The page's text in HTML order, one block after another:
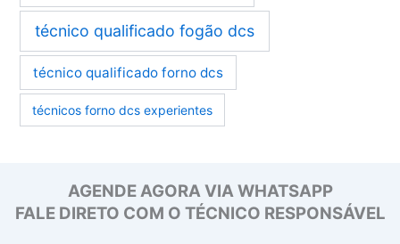
técnico qualificado fogão dcs
técnico qualificado forno dcs
técnicos forno dcs experientes
AGENDE AGORA VIA WHATSAPP
FALE DIRETO COM O TÉCNICO RESPONSÁVEL